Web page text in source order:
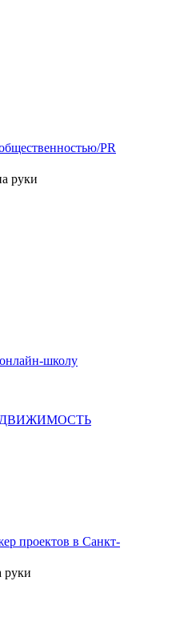
PR
руки
школу
проектов в Санкт-
руки